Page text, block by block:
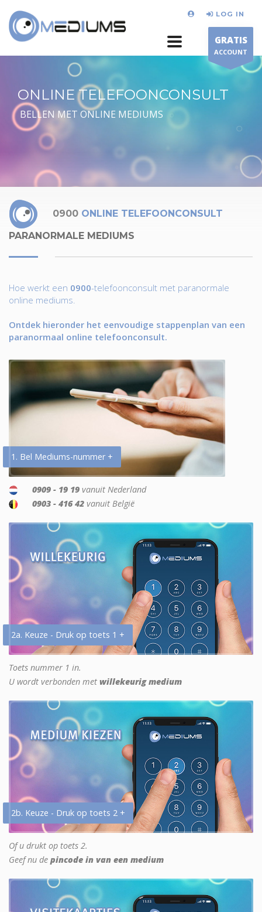
LOG IN
GRATIS
ACCOUNT
ONLINE TELEFOONCONSULT
BELLEN MET ONLINE MEDIUMS
0900 ONLINE TELEFOONCONSULT
PARANORMALE MEDIUMS
Hoe werkt een 0900-telefoonconsult met paranormale
online mediums.
Ontdek hieronder het eenvoudige stappenplan van een
paranormaal online telefoonconsult.
1. Bel Mediums-nummer +
0909 - 19 19 vanuit Nederland
0903 - 416 42 vanuit België
2a. Keuze - Druk op toets 1 +
Toets nummer 1 in.
U wordt verbonden met willekeurig medium
2b. Keuze - Druk op toets 2 +
Of u drukt op toets 2.
Geef nu de pincode in van een medium